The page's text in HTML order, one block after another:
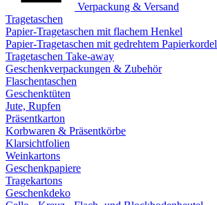
Verpackung & Versand
Tragetaschen
Papier-Tragetaschen mit flachem Henkel
Papier-Tragetaschen mit gedrehtem Papierkordel
Tragetaschen Take-away
Geschenkverpackungen & Zubehör
Flaschentaschen
Geschenktüten
Jute, Rupfen
Präsentkarton
Korbwaren & Präsentkörbe
Klarsichtfolien
Weinkartons
Geschenkpapiere
Tragekartons
Geschenkdeko